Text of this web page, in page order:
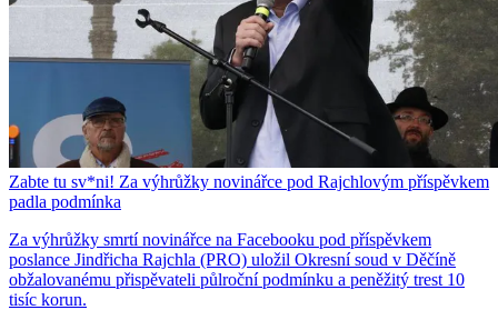
Zabte tu sv*ni! Za výhrůžky novinářce pod Rajchlovým příspěvkem
padla podmínka
Za výhrůžky smrtí novinářce na Facebooku pod příspěvkem
poslance Jindřicha Rajchla (PRO) uložil Okresní soud v Děčíně
obžalovanému přispěvateli půlroční podmínku a peněžitý trest 10
tisíc korun.